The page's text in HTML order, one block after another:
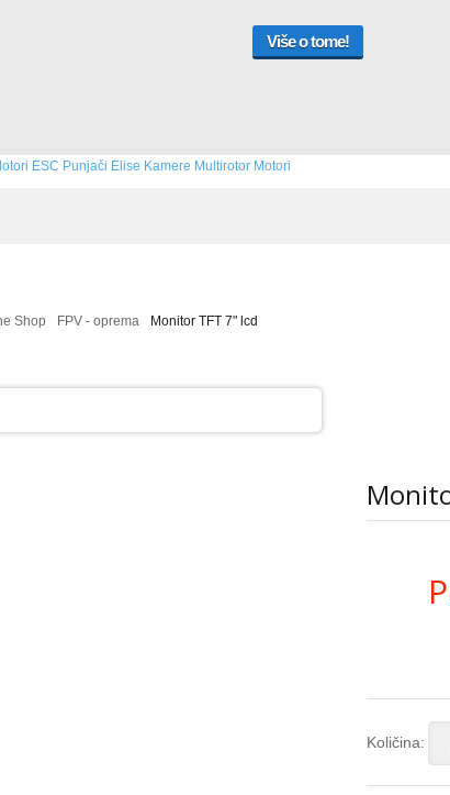
Više o tome!
ESC Punjači Elise Kamere Multirotor Motori
Shop FPV - oprema Monitor TFT 7" lcd
Količina: